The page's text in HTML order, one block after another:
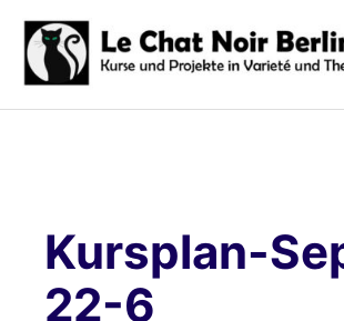
Zum
Inhalt
springen
Kursplan-
22-6